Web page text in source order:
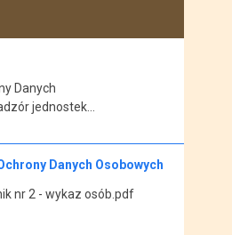
Danych
jednostek…
Danych Osobowych
nr 2 - wykaz osób.pdf